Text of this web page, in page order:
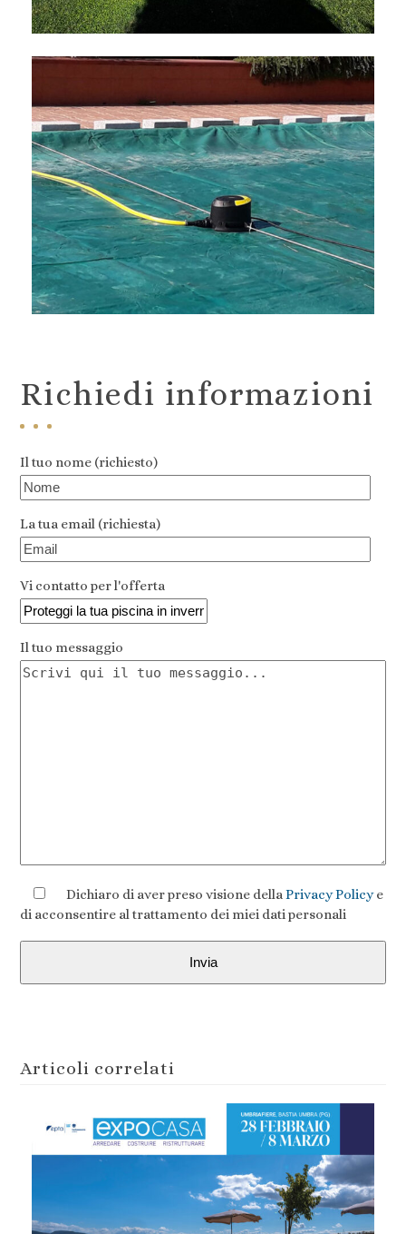
Richiedi informazioni
Il tuo nome (richiesto)
La tua email (richiesta)
Vi contatto per l'offerta
Il tuo messaggio
Dichiaro di aver preso visione dellaPrivacy Policye
di acconsentire al trattamento dei miei dati personali
Articoli correlati